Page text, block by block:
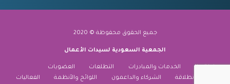
جميع الحقوق محفوظة © 2020
الجمعية السعودية لسيدات الأعمال
نبذة عنا الخدمات والمبادرات التطلعات
العضويات
منارة الانطلاقة
الشركاء والداعمون اللوائح والأنظمة الفعاليات